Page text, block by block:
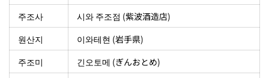
주조사
시와 주조점 (紫波酒造店)
원산지
이와테현 (岩手県)
주조미
긴오토메 (ぎんおとめ)